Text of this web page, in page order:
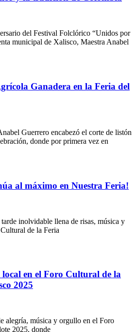
del Festival Folclórico “Unidos por
municipal de Xalisco, Maestra Anabel
Ganadera en la Feria del
Guerrero encabezó el corte de listón
donde por primera vez en
al máximo en Nuestra Feria!
inolvidable llena de risas, música y
de la Feria
local en el Foro Cultural de la
2025
alegría, música y orgullo en el Foro
2025, donde